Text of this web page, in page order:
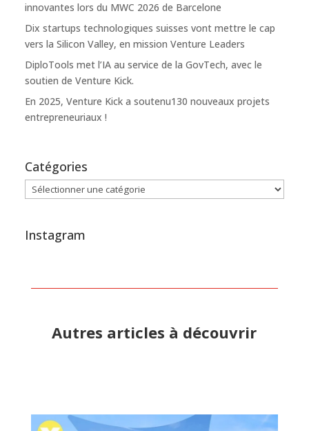
innovantes lors du MWC 2026 de Barcelone
Dix startups technologiques suisses vont mettre le cap
vers la Silicon Valley, en mission Venture Leaders
DiploTools met l’IA au service de la GovTech, avec le
soutien de Venture Kick.
En 2025, Venture Kick a soutenu130 nouveaux projets
entrepreneuriaux !
Catégories
Catégories
Instagram
Autres articles à découvrir